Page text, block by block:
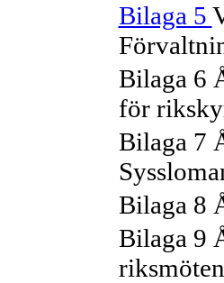
Bilaga 5
Bilaga 6
för
Bilaga 7
Bilaga 8
Bilaga 9